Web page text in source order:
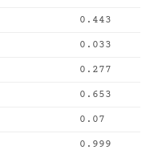
0.443
0.033
0.277
0.653
0.07
0.999